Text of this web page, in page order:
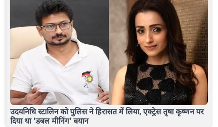
उदयनिधि स्टालिन को पुलिस ने हिरासत में लिया, एक्ट्रेस तृषा कृष्णन पर
दिया था 'डबल मीनिंग' बयान